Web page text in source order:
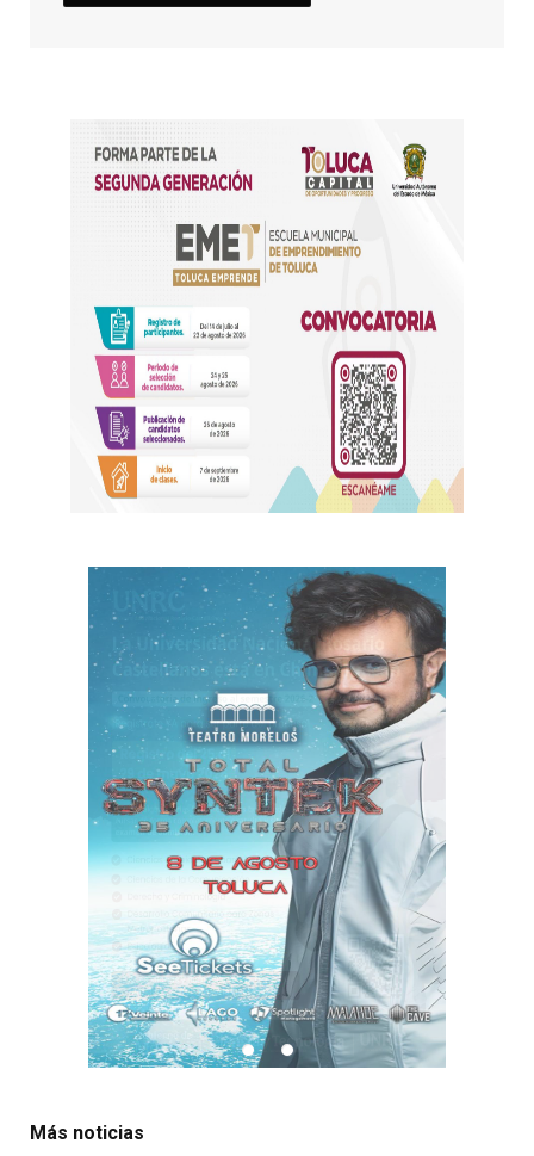
Más noticias